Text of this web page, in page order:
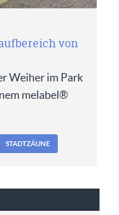
von
Weiher im Park
melabel®
STADTZÄUNE